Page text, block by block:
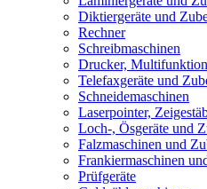
Diktiergeräte und
Rechner
Schreibmaschinen
Drucker,
Telefaxgeräte und
Schneidemaschinen
Laserpointer,
Loch-, Ösgeräte und
Falzmaschinen und
Frankiermaschinen
Prüfgeräte